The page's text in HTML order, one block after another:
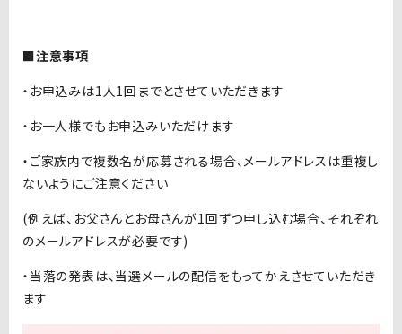
■注意事項
・お申込みは1人1回までとさせていただきます
・お一人様でもお申込みいただけます
・ご家族内で複数名が応募される場合、メールアドレスは重複し
ないようにご注意ください
(例えば、お父さんとお母さんが1回ずつ申し込む場合、それぞれ
のメールアドレスが必要です)
・当落の発表は、当選メールの配信をもってかえさせていただき
ます